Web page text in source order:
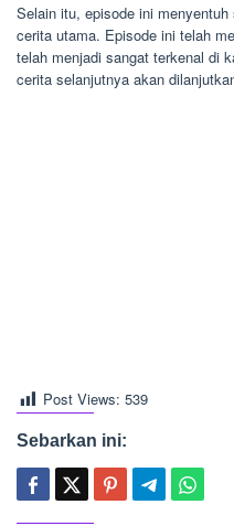
Selain itu, episode ini
cerita utama. Episode ini telah
telah menjadi sangat terkenal di
cerita selanjutnya akan
Post Views: 539
Sebarkan ini: